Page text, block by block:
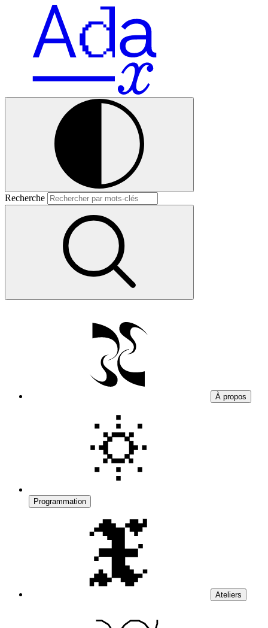
Recherche
À propos
Programmation
Ateliers